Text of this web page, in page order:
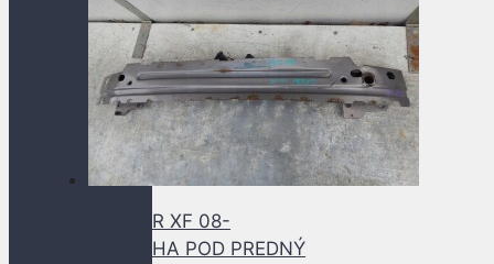
JAGUAR XF 08-
VÝSTUHA POD PREDNÝ